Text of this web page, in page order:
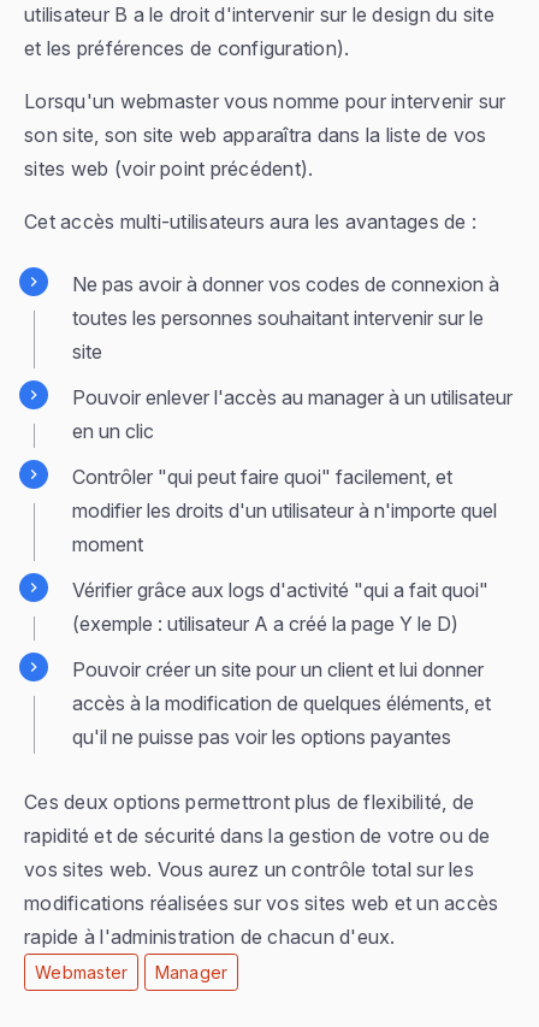
utilisateur B a le droit d'intervenir sur le design du site
et les préférences de configuration).
Lorsqu'un webmaster vous nomme pour intervenir sur
son site, son site web apparaîtra dans la liste de vos
sites web (voir point précédent).
Cet accès multi-utilisateurs aura les avantages de :
Ne pas avoir à donner vos codes de connexion à
toutes les personnes souhaitant intervenir sur le
site
Pouvoir enlever l'accès au manager à un utilisateur
en un clic
Contrôler "qui peut faire quoi" facilement, et
modifier les droits d'un utilisateur à n'importe quel
moment
Vérifier grâce aux logs d'activité "qui a fait quoi"
(exemple : utilisateur A a créé la page Y le D)
Pouvoir créer un site pour un client et lui donner
accès à la modification de quelques éléments, et
qu'il ne puisse pas voir les options payantes
Ces deux options permettront plus de flexibilité, de
rapidité et de sécurité dans la gestion de votre ou de
vos sites web. Vous aurez un contrôle total sur les
modifications réalisées sur vos sites web et un accès
rapide à l'administration de chacun d'eux.
Webmaster Manager